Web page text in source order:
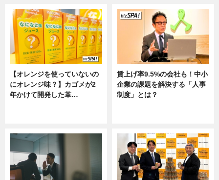
【オレンジを使っていないの
にオレンジ味？】カゴメが2
年かけて開発した革…
賃上げ率9.5%の会社も！中小
企業の課題を解決する「人事
制度」とは？